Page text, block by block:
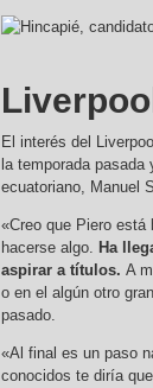
El interés del
la temporada
ecuatoriano, Manuel
«Creo que Piero está
hacerse algo. Ha
aspirar a títulos. A
o en el algún otro
pasado.
«Al final es un paso
conocidos te diría